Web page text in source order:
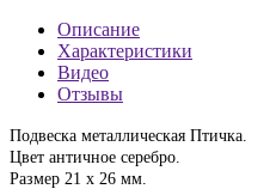
Описание
Характеристики
Видео
Отзывы
Подвеска металлическая Птичка.
Цвет античное серебро.
Размер 21 х 26 мм.